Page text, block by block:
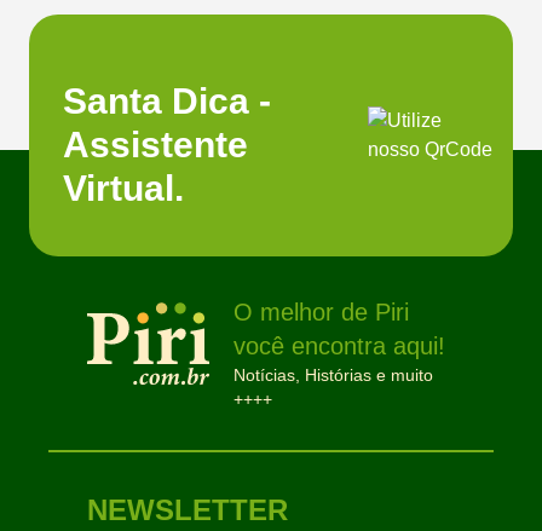
Santa Dica -
Assistente
Virtual.
O melhor de Piri
você encontra aqui!
Notícias, Histórias e muito
++++
NEWSLETTER